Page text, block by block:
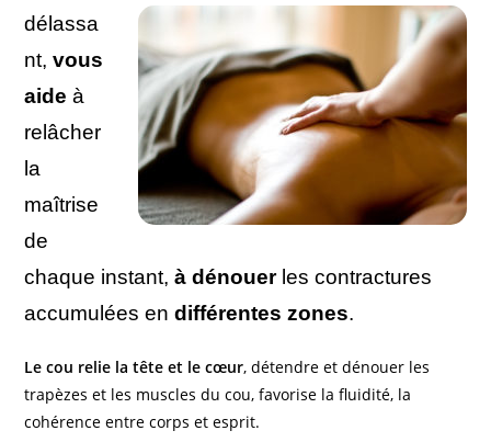
délassa
nt,vous
aide à
relâcher
la
maîtrise
de
chaque instant, à dénouerles contractures
accumulées endifférentes zones.
Le cou relie la tête et le cœur, détendre et dénouer les
trapèzes et les muscles du cou, favorise la fluidité, la
cohérence entre corps et esprit.